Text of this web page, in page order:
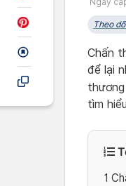
Theo
Chấn
để lại
tìm
1